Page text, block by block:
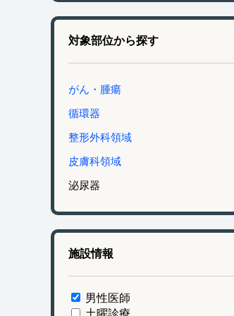
対象部位から探す
がん・腫瘍
循環器
整形外科領域
皮膚科領域
泌尿器
施設情報
男性医師